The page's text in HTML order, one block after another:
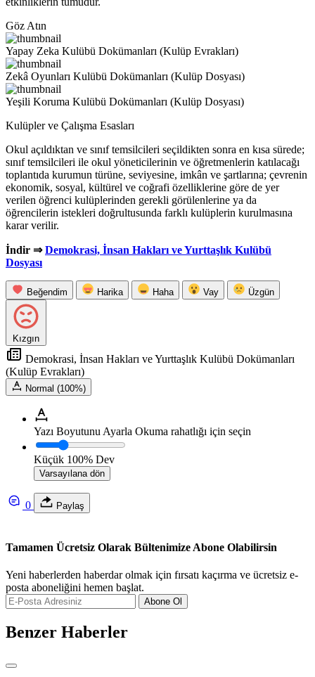
Göz Atın
Yapay Zeka Kulübü Dokümanları (Kulüp Evrakları)
Zekâ Oyunları Kulübü Dokümanları (Kulüp Dosyası)
Yeşili Koruma Kulübü Dokümanları (Kulüp Dosyası)
Kulüpler ve Çalışma Esasları
Okul açıldıktan ve sınıf temsilcileri seçildikten sonra en kısa sürede;
sınıf temsilcileri ile okul yöneticilerinin ve öğretmenlerin katılacağı
toplantıda kurumun türüne, seviyesine, imkân ve şartlarına; çevrenin
ekonomik, sosyal, kültürel ve coğrafi özelliklerine göre de yer
verilen öğrenci kulüplerinden gerekli görülenlerine ya da
öğrencilerin istekleri doğrultusunda farklı kulüplerin kurulmasına
karar verilir.
İndir ⇒Demokrasi, İnsan Hakları ve Yurttaşlık Kulübü
Dosyası
Beğendim Harika Haha Vay Üzgün
Kızgın
Demokrasi, İnsan Hakları ve Yurttaşlık Kulübü Dokümanları
(Kulüp Evrakları)
Normal (100%)
Yazı Boyutunu Ayarla Okuma rahatlığı için seçin
Küçük 100% Dev
Varsayılana dön
0 Paylaş
Tamamen Ücretsiz Olarak Bültenimize Abone Olabilirsin
Yeni haberlerden haberdar olmak için fırsatı kaçırma ve ücretsiz e-
posta aboneliğini hemen başlat.
Abone Ol
Benzer Haberler